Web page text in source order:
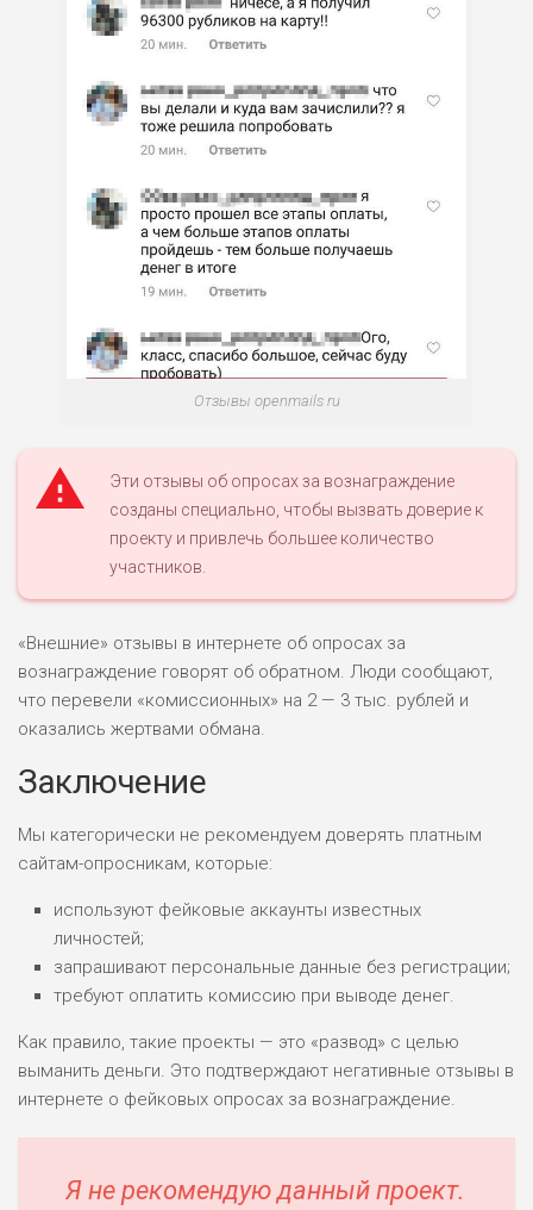
Отзывы openmails ru
Эти отзывы об опросах за вознаграждение
созданы специально, чтобы вызвать доверие к
проекту и привлечь большее количество
участников.
«Внешние» отзывы в интернете об опросах за
вознаграждение говорят об обратном. Люди сообщают,
что перевели «комиссионных» на 2 — 3 тыс. рублей и
оказались жертвами обмана.
Заключение
Мы категорически не рекомендуем доверять платным
сайтам-опросникам, которые:
используют фейковые аккаунты известных
личностей;
запрашивают персональные данные без регистрации;
требуют оплатить комиссию при выводе денег.
Как правило, такие проекты — это «развод» с целью
выманить деньги. Это подтверждают негативные отзывы в
интернете о фейковых опросах за вознаграждение.
Я не рекомендую данный проект.